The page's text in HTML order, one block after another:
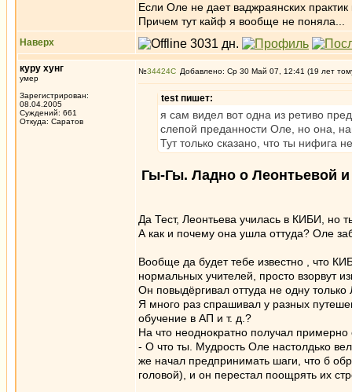
Если Оле не дает ваджраянских
Причем тут кайф я вообще не поняла...
Наверх
куру хунг
умер
Зарегистрирован:
08.04.2005
Суждений: 661
Откуда: Саратов
№34424 Добавлено: Ср 30 Май 07, 12:41 (19 лет
test пишет:
я сам видел вот одна из ретиво
слепой преданности Оле, но она,
Тут только сказано, что ты нифига
Гы-Гы. Ладно о Леонтьевой
Да Тест, Леонтьева училась в КИБИ, но
А как и почему она ушла оттуда? Оле
Вообще да будет тебе известно , что
нормальных учителей, просто взорвут
Он повыдёргивал оттуда не одну только
Я много раз спрашивал у разных
обучение в АП и т. д.?
На что неоднократно получал
- О что ты. Мудрость Оле настолдько
же начал предпринимать шаги, что б
головой), и он перестал поощрять их